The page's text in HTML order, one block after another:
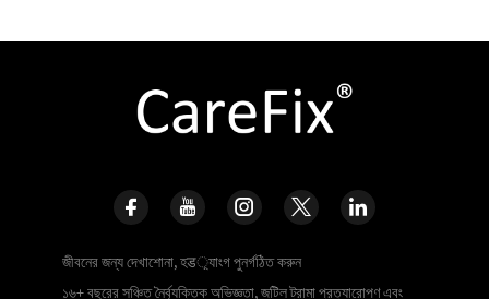
জীবনের জন্য দেখাশোনা, হड়্যাংগ পুনর্গঠিত করুন
১৬+ বছরের সঞ্চিত নৈর্ব্যক্তিক অভিজ্ঞতা, জটিল ট্রামা প্রত্যারোপণ এবং